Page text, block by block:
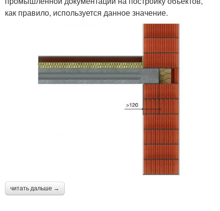
как правило, используется данное значение.
читать дальше →